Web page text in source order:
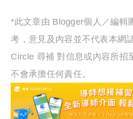
*此文章由 Blogger個人／編輯
考，意見及內容並不代表本網
Circle 尋補 對信息或內容所招
不會承擔任何責任。